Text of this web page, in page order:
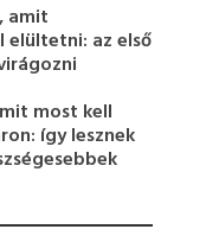
amit
elültetni: az első
most kell
így lesznek